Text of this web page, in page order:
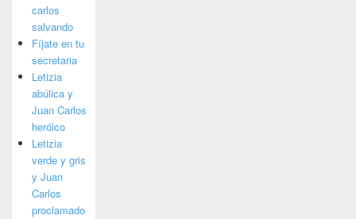
carlos
salvando
Fíjate en tu
secretaria
Letizia
abúlica y
Juan Carlos
heróico
Letizia
verde y gris
y Juan
Carlos
proclamado